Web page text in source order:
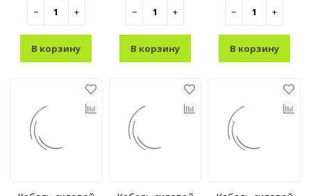
− +
В корзину
− +
В корзину
− +
В корзину